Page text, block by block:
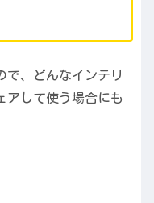
で、どんなインテリ
アして使う場合にも